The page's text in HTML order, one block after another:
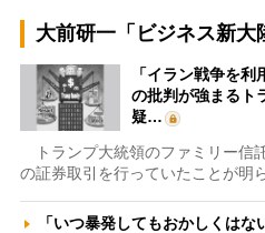
大前研一「ビジネス新大
「イラン戦争を
の批判が強まるト
疑…
トランプ大統領のファミリー信
の証券取引を行っていたことが明
「いつ暴発してもおかしくは